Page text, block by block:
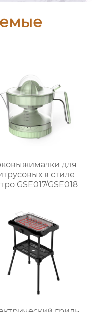
для
в стиле
GSE017/GSE018